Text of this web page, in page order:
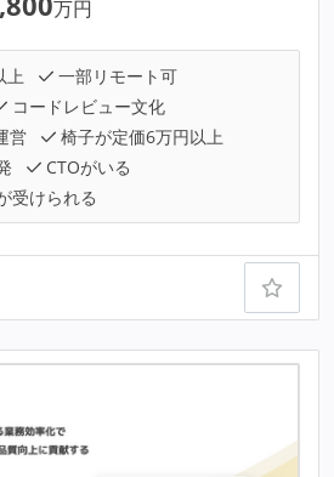
万円
上
一部リモート可
コードレビュー文化
営
椅子が定価6万円以上
CTOがいる
受けられる